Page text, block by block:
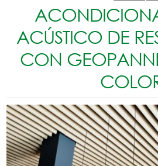
ACÚSTICO DE
CON